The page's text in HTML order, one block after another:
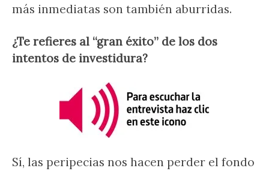
más inmediatas son también aburridas.
¿Te refieres al “gran éxito” de los dos
intentos de investidura?
Sí, las peripecias nos hacen perder el fondo